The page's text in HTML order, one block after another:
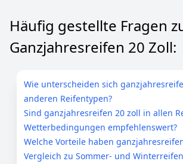
Häufig gestellte Fragen
Ganzjahresreifen 20 Zoll:
Wie unterscheiden sich
anderen Reifentypen?
Sind ganzjahresreifen 20 zoll in allen
Wetterbedingungen empfehlenswert?
Welche Vorteile haben
Vergleich zu Sommer- und